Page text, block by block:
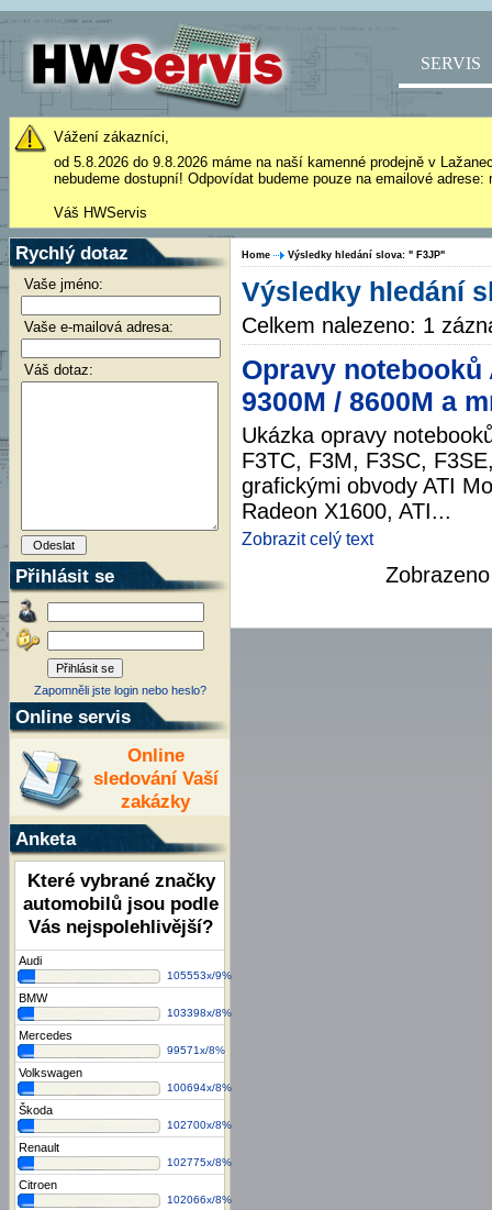
SERVIS
Vážení zákazníci,
od 5.8.2026 do 9.8.2026 máme na naší kamenné prodejně v
nebudeme dostupní! Odpovídat budeme pouze na emailové
Váš HWServis
Rychlý dotaz
Vaše jméno:
Vaše e-mailová adresa:
Váš dotaz:
Přihlásit se
Zapomněli jste login nebo heslo?
Online servis
Online
sledování Vaší
zakázky
Anketa
Které vybrané značky
automobilů jsou podle
Vás nejspolehlivější?
Audi
105553x/9%
BMW
103398x/8%
Mercedes
99571x/8%
Volkswagen
100694x/8%
Škoda
102700x/8%
Renault
102775x/8%
Citroen
102066x/8%
Home Výsledky hledání slova: " F3JP"
Výsledky hledání
Celkem nalezeno: 1
Opravy notebooků
9300M / 8600M a
Ukázka opravy
F3TC, F3M, F3SC,
grafickými obvody ATI
Radeon X1600, ATI...
Zobrazit celý text